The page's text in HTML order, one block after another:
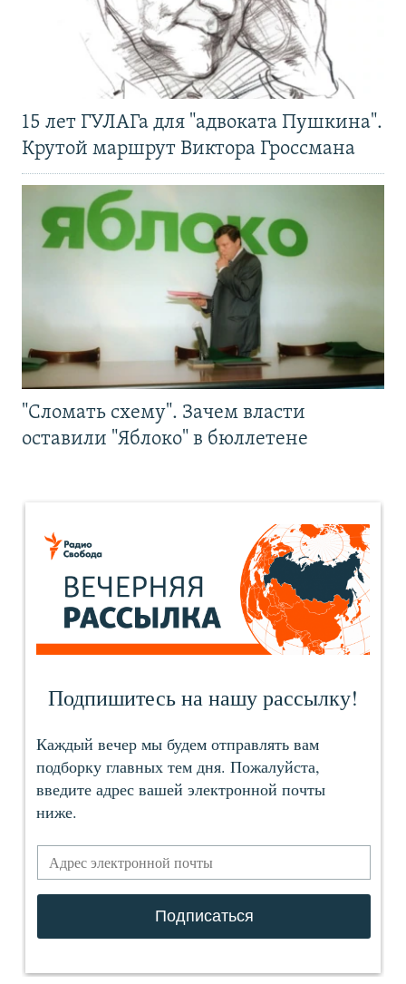
15 лет ГУЛАГа для "адвоката Пушкина".
Крутой маршрут Виктора Гроссмана
"Сломать схему". Зачем власти
оставили "Яблоко" в бюллетене